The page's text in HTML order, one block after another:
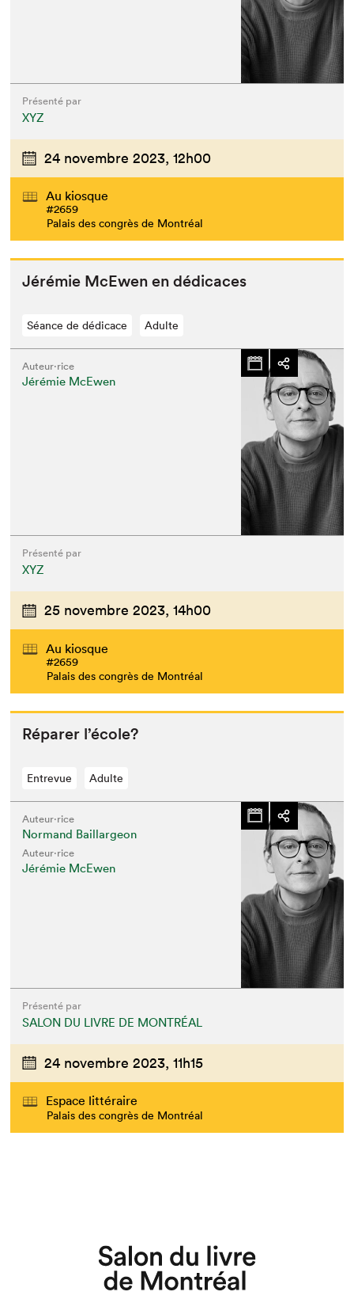
Que cherchez-vous?
Présenté par
XYZ
24 novembre 2023, 12h00
Au kiosque
#2659
Palais des congrès de Montréal
Jérémie McEwen en dédicaces
Séance de dédicace Adulte
Auteur·rice
Jérémie McEwen
Présenté par
XYZ
25 novembre 2023, 14h00
Au kiosque
#2659
Palais des congrès de Montréal
Répar­er l’école?
Entrevue Adulte
Auteur·rice
Normand Baillargeon
Auteur·rice
Jérémie McEwen
Présenté par
SALON DU LIVRE DE MONTRÉAL
24 novembre 2023, 11h15
Espace littéraire
Palais des congrès de Montréal